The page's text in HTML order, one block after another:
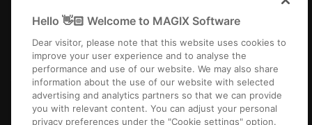
Impressum Gewinnspiel AGBDatenschutz Cookie-Einstellungen
Hello 👋🏻 Welcome to MAGIX Software
Dear visitor, please note that this website uses cookies to
improve your user experience and to analyse the
performance and use of our website. We may also share
information about the use of our website with selected
advertising and analytics partners so that we can provide
you with relevant content. You can adjust your personal
privacy preferences under the "Cookie settings" option.